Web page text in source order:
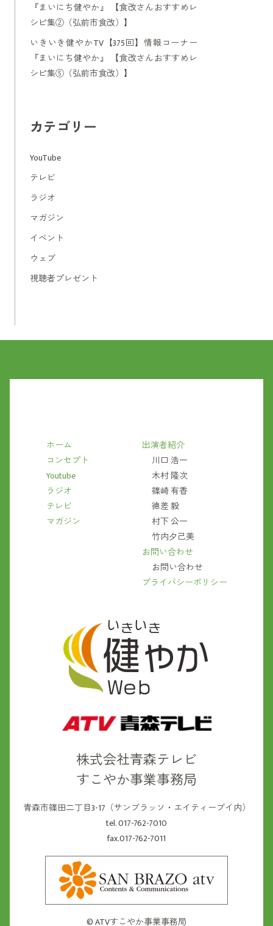
『まいにち健やか』 【食改さんおすすめレ
シピ集②（弘前市食改）】
いきいき健やかTV【375回】情報コーナー
『まいにち健やか』 【食改さんおすすめレ
シピ集⑤（弘前市食改）】
カテゴリー
YouTube
テレビ
ラジオ
マガジン
イベント
ウェブ
視聴者プレゼント
株式会社青森テレビ
すこやか事業事務局
青森市篠田二丁目3-17（サンブラッソ・エイティーブイ内）
tel. 017-762-7010
fax.017-762-7011
©ATVすこやか事業事務局
ホーム
コンセプト
Youtube
ラジオ
テレビ
マガジン
出演者紹介
川口 浩一
木村 隆次
篠崎 有香
徳差 毅
村下 公一
竹内夕己美
お問い合わせ
お問い合わせ
プライバシーポリシー